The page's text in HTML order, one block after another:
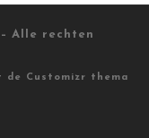
– Alle rechten
de Customizr thema